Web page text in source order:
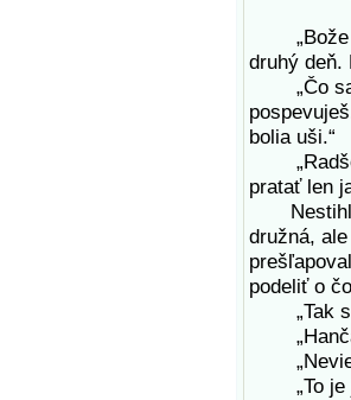
„Bože
druhý deň.
„Čo sa
bolia uši.“
„Radšej
pratať len
Nestihla
družná,
podeliť o
„Tak
„Hanča,
„To je